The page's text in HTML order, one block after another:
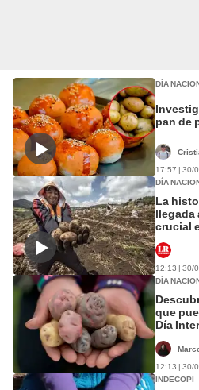
DÍA
pan de
17:57 | 30/
DÍA
La
llegada
crucial
12:13 | 30/
DÍA
que
Día
12:13 | 30/
INDECOPI